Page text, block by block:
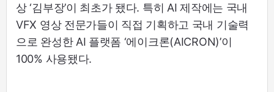
상 ‘김부장’이 최초가 됐다. 특히 AI 제작에는 국내
VFX 영상 전문가들이 직접 기획하고 국내 기술력
으로 완성한 AI 플랫폼 ‘에이크론(AICRON)’이
100% 사용됐다.